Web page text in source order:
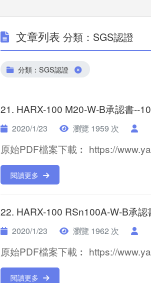
文章列表 分類：SGS認證
分類：SGS認證
21. HARX-100 M20-W-B承認書--10
2020/1/23 瀏覽 1959 次
原始PDF檔案下載︰ https://
閱讀更多
22. HARX-100 RSn100A-W-B承認
2020/1/23 瀏覽 1962 次
原始PDF檔案下載︰ https://
閱讀更多